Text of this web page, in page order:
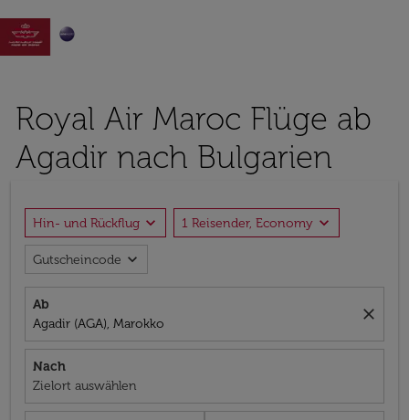

Royal Air Maroc Flüge ab
Agadir nach Bulgarien
Hin- und Rückflug expand_more 1 Reisender, Economy expand_more
Gutscheincode expand_more
Ab
Agadir (AGA), Marokko
close
Nach
Zielort auswählen